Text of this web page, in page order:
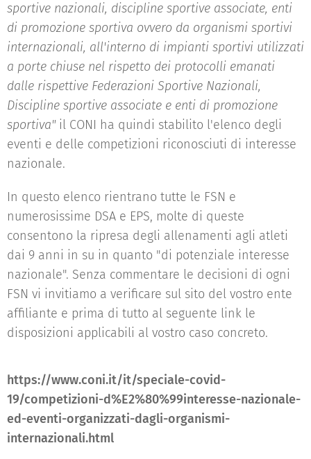
sportive nazionali, discipline sportive associate, enti
di promozione sportiva ovvero da organismi sportivi
internazionali, all'interno di impianti sportivi utilizzati
a porte chiuse nel rispetto dei protocolli emanati
dalle rispettive Federazioni Sportive Nazionali,
Discipline sportive associate e enti di promozione
sportiva" il CONI ha quindi stabilito l'elenco degli
eventi e delle competizioni riconosciuti di interesse
nazionale.
In questo elenco rientrano tutte le FSN e
numerosissime DSA e EPS, molte di queste
consentono la ripresa degli allenamenti agli atleti
dai 9 anni in su in quanto "di potenziale interesse
nazionale". Senza commentare le decisioni di ogni
FSN vi invitiamo a verificare sul sito del vostro ente
affiliante e prima di tutto al seguente link le
disposizioni applicabili al vostro caso concreto.
https://www.coni.it/it/speciale-covid-
19/competizioni-d%E2%80%99interesse-nazionale-
ed-eventi-organizzati-dagli-organismi-
internazionali.html